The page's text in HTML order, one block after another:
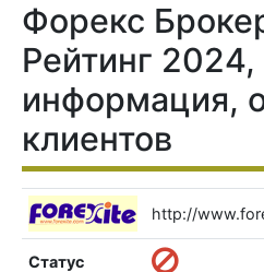
Форекс
Рейтинг 2024,
информация,
клиентов
http://
Статус